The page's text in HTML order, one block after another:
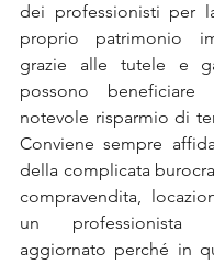
dei professionisti per
proprio patrimonio
grazie alle tutele e
possono
notevole risparmio di
Conviene sempre
della complicata
compravendita,
un professionista
aggiornato perché in